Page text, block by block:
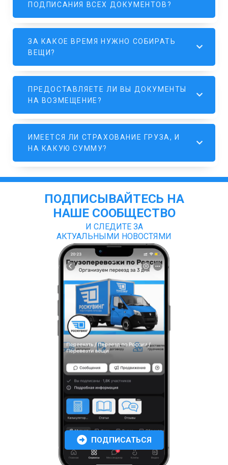
ПОДПИСАНИЯ ВСЕХ ДОКУМЕНТОВ?
ЗА КАКОЕ ВРЕМЯ НУЖНО СОБИРАТЬ
ВЕЩИ?
ПРЕДОСТАВЛЯЕТЕ ЛИ ВЫ ДОКУМЕНТЫ
НА ВОЗМЕЩЕНИЕ?
ИМЕЕТСЯ ЛИ СТРАХОВАНИЕ ГРУЗА, И
НА КАКУЮ СУММУ?
ПОДПИСЫВАЙТЕСЬ НА
НАШЕ СООБЩЕСТВО
И СЛЕДИТЕ ЗА
АКТУАЛЬНЫМИ НОВОСТЯМИ
ПОДПИСАТЬСЯ